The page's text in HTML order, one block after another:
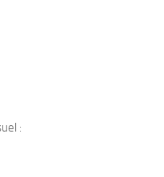
: